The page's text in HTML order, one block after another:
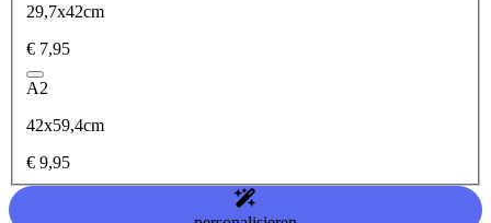
29,7x42cm
€ 7,95
A2
42x59,4cm
€ 9,95